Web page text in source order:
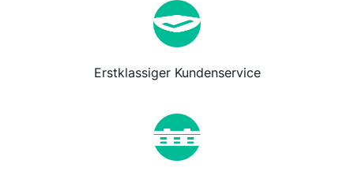
Erstklassiger Kundenservice